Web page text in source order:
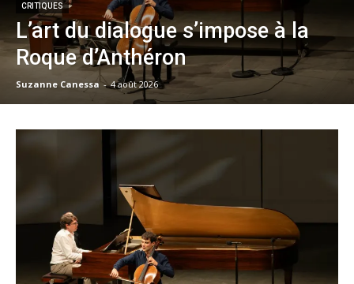
CRITIQUES
L’art du dialogue s’impose à la
Roque d’Anthéron
Suzanne Canessa - 4 août 2026